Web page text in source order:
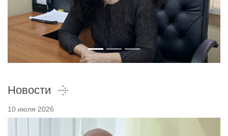
Новости
10 июля 2026